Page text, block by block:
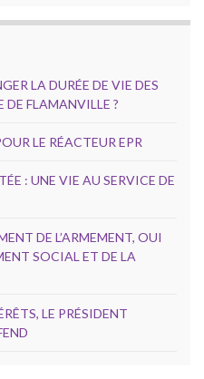
LA DURÉE DE VIE DES
DE FLAMANVILLE ?
LE RÉACTEUR EPR
: UNE VIE AU SERVICE DE
DE L’ARMEMENT, OUI
SOCIAL ET DE LA
LE PRÉSIDENT